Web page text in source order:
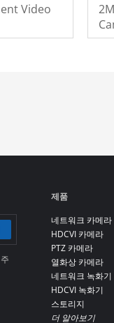
Video
제품
네트워크 카메라
HDCVI 카메라
PTZ 카메라
열화상 카메라
네트워크 녹화기
HDCVI 녹화기
스토리지
더 알아보기